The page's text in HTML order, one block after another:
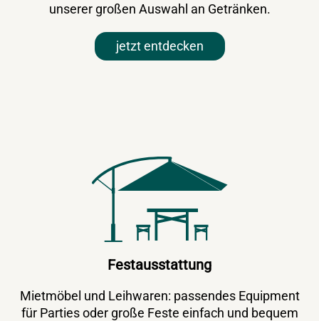
unserer großen Auswahl an Getränken.
jetzt entdecken
Festausstattung
Mietmöbel und Leihwaren: passendes Equipment
für Parties oder große Feste einfach und bequem